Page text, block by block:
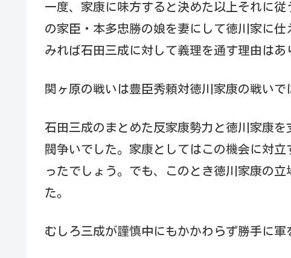
一度、家康に味方すると決めた以上それに
の家臣・本多忠勝の娘を妻にして徳川家に
みれば石田三成に対して義理を通す理由はあ
関ヶ原の戦いは豊臣秀頼対徳川家康の戦いで
石田三成のまとめた反家康勢力と徳川家康
閥争いでした。家康としてはこの機会に対
ったでしょう。でも、このとき徳川家康の
た。
むしろ三成が謹慎中にもかかわらず勝手に軍